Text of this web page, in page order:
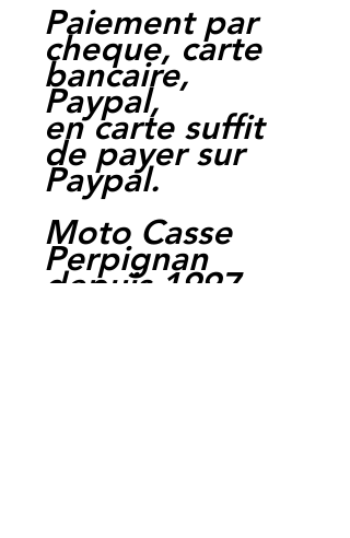
Paiement par
cheque, carte
bancaire,
Paypal,
en carte suffit
de payer sur
Paypal.
Moto Casse
Perpignan
depuis 1997